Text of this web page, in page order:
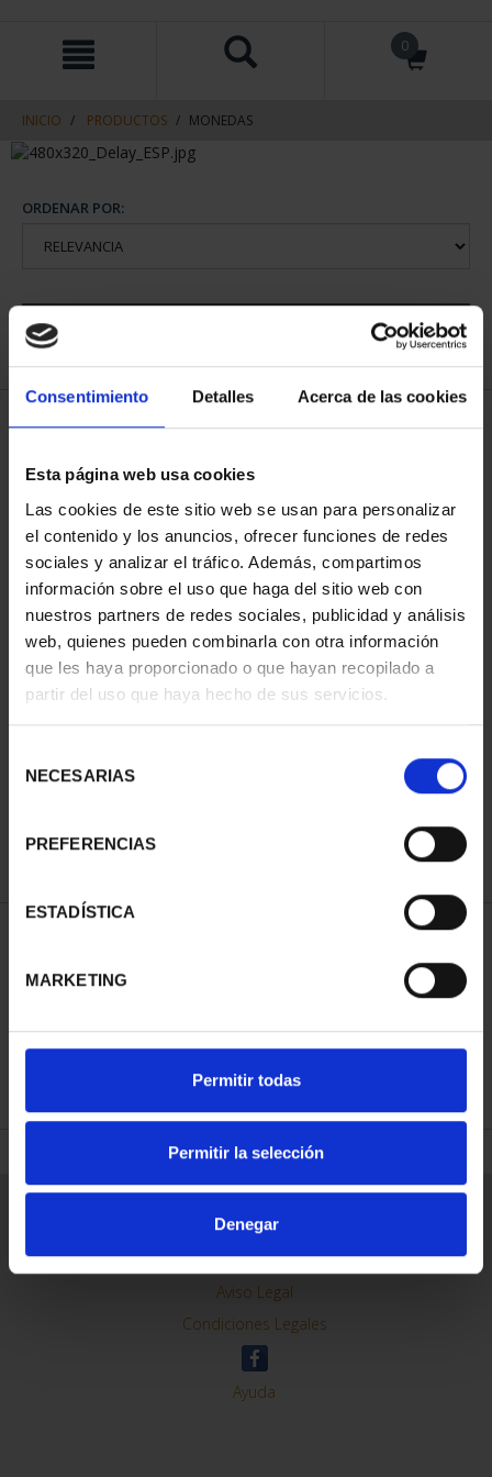
Consentimiento Detalles Acerca de las cookies
Esta página web usa cookies
Las cookies de este sitio web se usan para personalizar
el contenido y los anuncios, ofrecer funciones de redes
sociales y analizar el tráfico. Además, compartimos
información sobre el uso que haga del sitio web con
nuestros partners de redes sociales, publicidad y análisis
web, quienes pueden combinarla con otra información
que les haya proporcionado o que hayan recopilado a
partir del uso que haya hecho de sus servicios.
NECESARIAS
PREFERENCIAS
ESTADÍSTICA
MARKETING
Permitir todas
Permitir la selección
Denegar
contenido
navegacin
0
INICIO PRODUCTOS MONEDAS
ORDENAR POR:
1 Productos encontrados
140,00 €
REFINAR
Contacto
Preguntas Frequentes (FAQs)
Aviso Legal
Condiciones Legales
Ayuda